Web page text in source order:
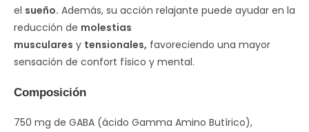
el sueño. Además, su acción relajante puede ayudar en la
reducción de molestias
musculares y tensionales, favoreciendo una mayor
sensación de confort físico y mental.
Composición
750 mg de GABA (ácido Gamma Amino Butírico),